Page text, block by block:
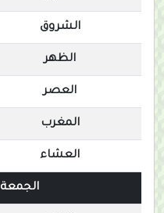
الشروق
الظهر
العصر
المغرب
العشاء
الجمعة 14-08-2026